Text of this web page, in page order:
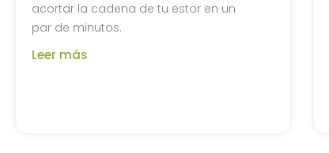
acortar la cadena de tu estor en un
par de minutos.
Leer más